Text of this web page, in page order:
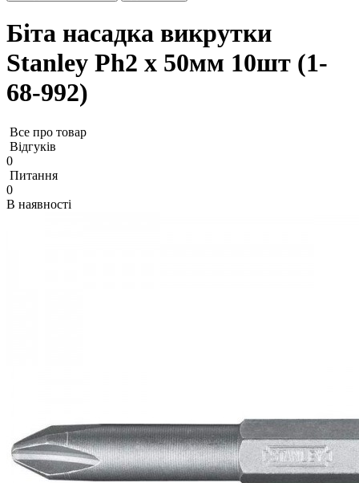
Біта насадка викрутки
Stanley Ph2 x 50мм 10шт (1-
68-992)
Все про товар
Відгуків
0
Питання
0
В наявності